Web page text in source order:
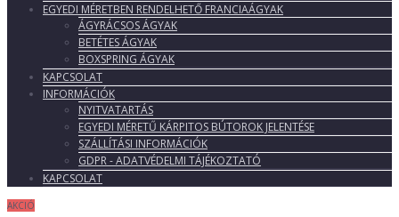
EGYEDI MÉRETBEN RENDELHETŐ FRANCIAÁGYAK
ÁGYRÁCSOS ÁGYAK
BETÉTES ÁGYAK
BOXSPRING ÁGYAK
KAPCSOLAT
INFORMÁCIÓK
NYITVATARTÁS
EGYEDI MÉRETŰ KÁRPITOS BÚTOROK JELENTÉSE
SZÁLLÍTÁSI INFORMÁCIÓK
GDPR - ADATVÉDELMI TÁJÉKOZTATÓ
KAPCSOLAT
AKCIÓ